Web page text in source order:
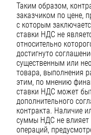
Таким образом,
заказчиком по цене,
с которым
ставки НДС не
относительно
достигнуто
существенным или
товара, выполнения
этим, по мнению
ставки НДС может
дополнительного
контракта. Наличие
суммы НДС не влияет
операций,